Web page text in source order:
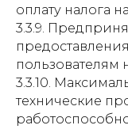
оплату налога
3.3.9.
пользователям
3.3.10.
технические